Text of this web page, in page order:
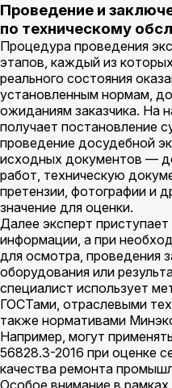
Проведение и
по техническому
Процедура проведения
этапов, каждый из
реального состояния
установленным нормам,
ожиданиям заказчика. На
получает постановление
проведение досудебной
исходных документов —
работ, техническую
претензии, фотографии и
значение для оценки.
Далее эксперт
информации, а при
для осмотра, проведения
оборудования или
специалист использует
ГОСТами, отраслевыми
также нормативами
Например, могут
56828.3-2016 при оценке
качества ремонта
Особое внимание в рамках